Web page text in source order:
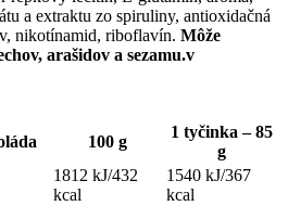
a extraktu zo spiruliny, antioxidačná
nikotínamid, riboflavín. Môže
arašidov a sezamu.v
100 g
1 tyčinka – 85
g
1812 kJ/432
kcal
1540 kJ/367
kcal